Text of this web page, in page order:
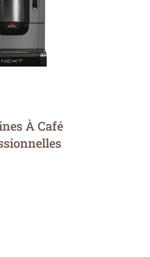
pour optimiser les
la productivité.
À Café